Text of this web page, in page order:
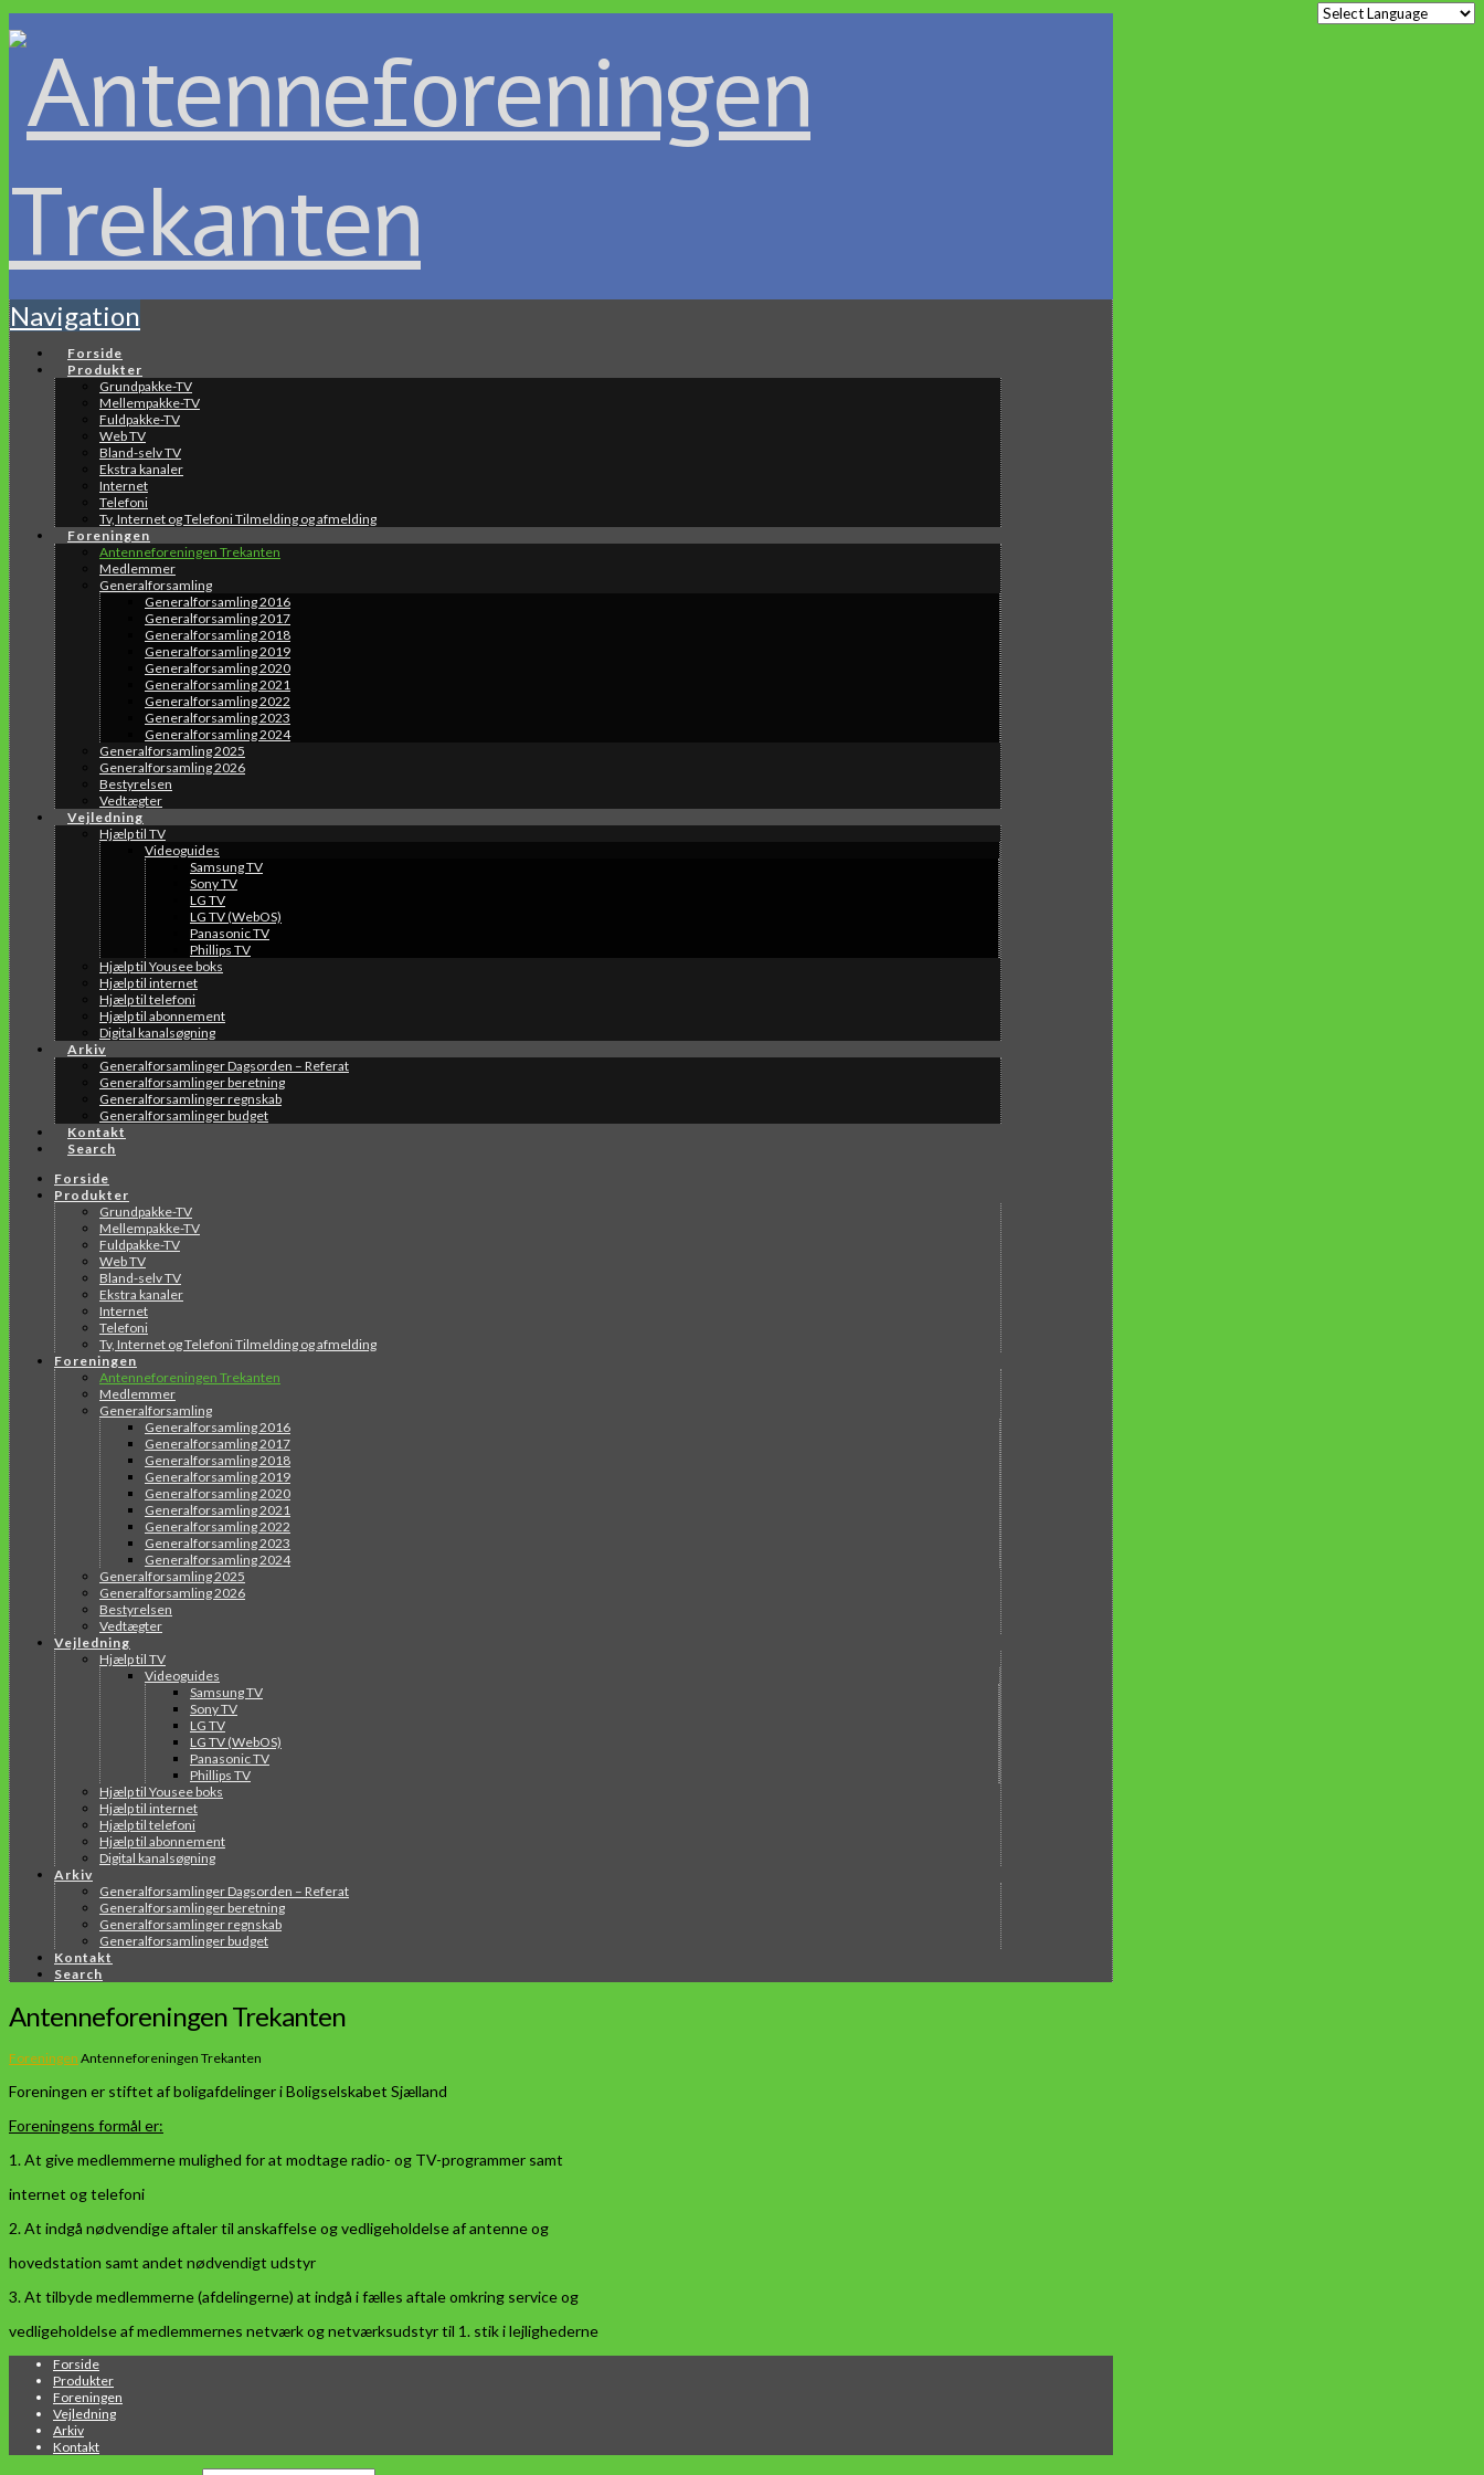
Navigation
Forside
Produkter
Grundpakke-TV
Mellempakke-TV
Fuldpakke-TV
Web TV
Bland-selv TV
Ekstra kanaler
Internet
Telefoni
Tv, Internet og Telefoni Tilmelding og afmelding
Foreningen
Antenneforeningen Trekanten
Medlemmer
Generalforsamling
Generalforsamling 2016
Generalforsamling 2017
Generalforsamling 2018
Generalforsamling 2019
Generalforsamling 2020
Generalforsamling 2021
Generalforsamling 2022
Generalforsamling 2023
Generalforsamling 2024
Generalforsamling 2025
Generalforsamling 2026
Bestyrelsen
Vedtægter
Vejledning
Hjælp til TV
Videoguides
Samsung TV
Sony TV
LG TV
LG TV (WebOS)
Panasonic TV
Phillips TV
Hjælp til Yousee boks
Hjælp til internet
Hjælp til telefoni
Hjælp til abonnement
Digital kanalsøgning
Arkiv
Generalforsamlinger Dagsorden – Referat
Generalforsamlinger beretning
Generalforsamlinger regnskab
Generalforsamlinger budget
Kontakt
Search
Forside
Produkter
Grundpakke-TV
Mellempakke-TV
Fuldpakke-TV
Web TV
Bland-selv TV
Ekstra kanaler
Internet
Telefoni
Tv, Internet og Telefoni Tilmelding og afmelding
Foreningen
Antenneforeningen Trekanten
Medlemmer
Generalforsamling
Generalforsamling 2016
Generalforsamling 2017
Generalforsamling 2018
Generalforsamling 2019
Generalforsamling 2020
Generalforsamling 2021
Generalforsamling 2022
Generalforsamling 2023
Generalforsamling 2024
Generalforsamling 2025
Generalforsamling 2026
Bestyrelsen
Vedtægter
Vejledning
Hjælp til TV
Videoguides
Samsung TV
Sony TV
LG TV
LG TV (WebOS)
Panasonic TV
Phillips TV
Hjælp til Yousee boks
Hjælp til internet
Hjælp til telefoni
Hjælp til abonnement
Digital kanalsøgning
Arkiv
Generalforsamlinger Dagsorden – Referat
Generalforsamlinger beretning
Generalforsamlinger regnskab
Generalforsamlinger budget
Kontakt
Search
Antenneforeningen Trekanten
Foreningen Antenneforeningen Trekanten
Foreningen er stiftet af boligafdelinger i Boligselskabet Sjælland
Foreningens formål er:
1. At give medlemmerne mulighed for at modtage radio- og TV-programmer samt
internet og telefoni
2. At indgå nødvendige aftaler til anskaffelse og vedligeholdelse af antenne og
hovedstation samt andet nødvendigt udstyr
3. At tilbyde medlemmerne (afdelingerne) at indgå i fælles aftale omkring service og
vedligeholdelse af medlemmernes netværk og netværksudstyr til 1. stik i lejlighederne
Forside
Produkter
Foreningen
Vejledning
Arkiv
Kontakt